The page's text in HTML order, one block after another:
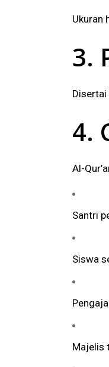
Ukuran
3.
4.
Al-
Santri
Siswa
Majelis